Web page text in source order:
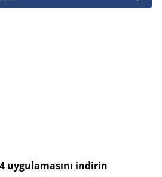
uygulamasını indirin